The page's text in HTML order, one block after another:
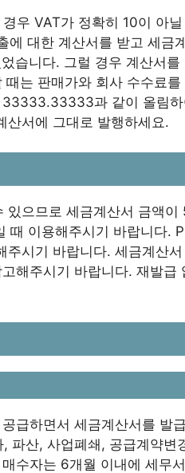
우 VAT가 정확히 10이 아
에 대한 계산서를 받고 세금
습니다. 그럴 경우 계산서를
는 판매가와 회사 수수료를
33333.33333과 같이 올림
산서에 그대로 발행하세요.
있으므로 세금계산서 금액이
때 이용해주시기 바랍니다.
시기 바랍니다. 세금계산
해주시기 바랍니다. 재발급
급하면서 세금계산서를 발
파산, 사업폐쇄, 공급계약변
수자는 6개월 이내에 세무